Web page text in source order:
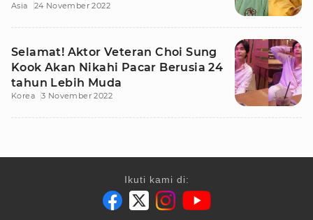
Memburuk
Asia 24 November 2022
Selamat! Aktor Veteran Choi Sung
Kook Akan Nikahi Pacar Berusia 24
tahun Lebih Muda
Korea 3 November 2022
Ikuti kami di: